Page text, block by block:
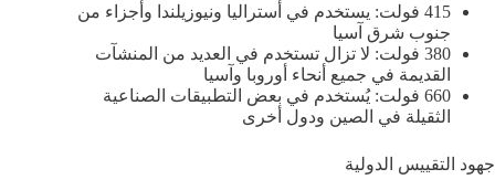
415 فولت: يستخدم في أستراليا ونيوزيلندا وأجزاء من
جنوب شرق آسيا
380 فولت: لا تزال تستخدم في العديد من المنشآت
القديمة في جميع أنحاء أوروبا وآسيا
660 فولت: يُستخدم في بعض التطبيقات الصناعية
الثقيلة في الصين ودول أخرى
جهود التقييس الدولية